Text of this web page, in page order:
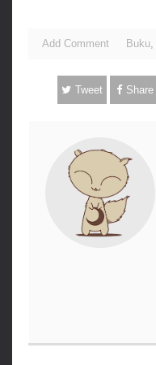
Add Comment Buku
Tweet Share